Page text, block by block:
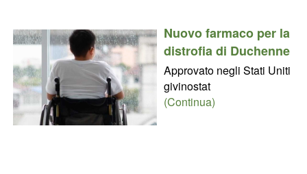
Nuovo farmaco per la
distrofia di Duchenne
Approvato negli Stati Uniti
givinostat
(Continua)